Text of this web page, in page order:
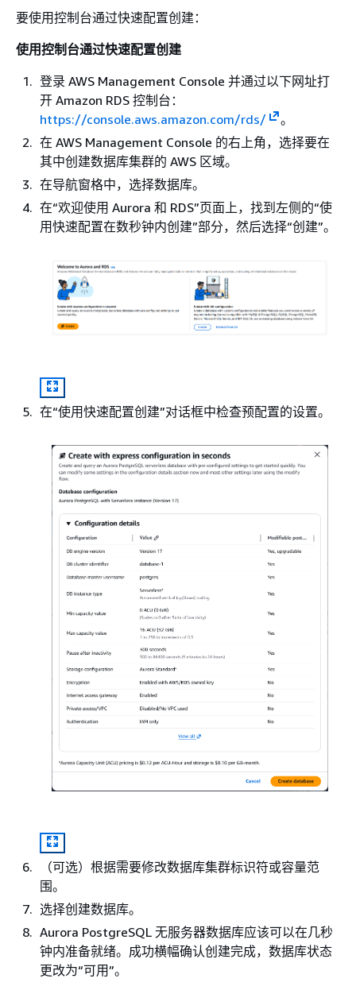
要使用控制台通过快速配置创建：
使用控制台通过快速配置创建
登录 AWS Management Console 并通过以下网址打
开 Amazon RDS 控制台：
https://console.aws.amazon.com/rds/
。
在 AWS Management Console 的右上角，选择要在
其中创建数据库集群的 AWS 区域。
在导航窗格中，选择数据库。
在“欢迎使用 Aurora 和 RDS”页面上，找到左侧的“使
用快速配置在数秒钟内创建”部分，然后选择“创建”。
在“使用快速配置创建”对话框中检查预配置的设置。
（可选）根据需要修改数据库集群标识符或容量范
围。
选择创建数据库。
Aurora PostgreSQL 无服务器数据库应该可以在几秒
钟内准备就绪。成功横幅确认创建完成，数据库状态
更改为“可用”。